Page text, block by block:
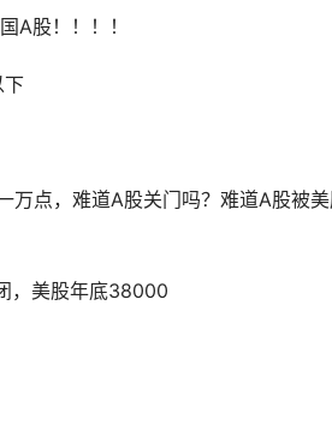
A股！！！！
下
万点，难道A股关门吗？难道A股被
，美股年底38000